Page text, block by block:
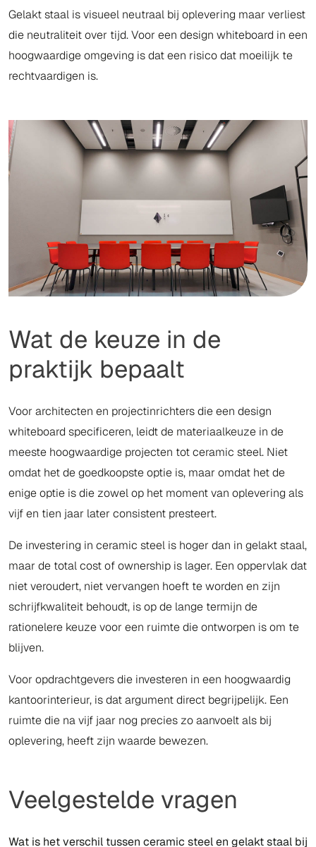
Gelakt staal is visueel neutraal bij oplevering maar verliest
die neutraliteit over tijd. Voor een design whiteboard in een
hoogwaardige omgeving is dat een risico dat moeilijk te
rechtvaardigen is.
Wat de keuze in de
praktijk bepaalt
Voor architecten en projectinrichters die een design
whiteboard specificeren, leidt de materiaalkeuze in de
meeste hoogwaardige projecten tot ceramic steel. Niet
omdat het de goedkoopste optie is, maar omdat het de
enige optie is die zowel op het moment van oplevering als
vijf en tien jaar later consistent presteert.
De investering in ceramic steel is hoger dan in gelakt staal,
maar de total cost of ownership is lager. Een oppervlak dat
niet veroudert, niet vervangen hoeft te worden en zijn
schrijfkwaliteit behoudt, is op de lange termijn de
rationelere keuze voor een ruimte die ontworpen is om te
blijven.
Voor opdrachtgevers die investeren in een hoogwaardig
kantoorinterieur, is dat argument direct begrijpelijk. Een
ruimte die na vijf jaar nog precies zo aanvoelt als bij
oplevering, heeft zijn waarde bewezen.
Veelgestelde vragen
Wat is het verschil tussen ceramic steel en gelakt staal bij